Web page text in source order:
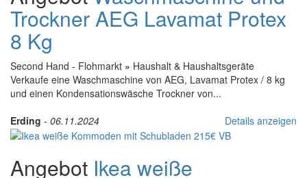
Trockner AEG Lavamat Protex
8 Kg
Second Hand - Flohmarkt » Haushalt & Haushaltsgeräte
Verkaufe eine Waschmaschine von AEG, Lavamat Protex / 8 kg
und einen Kondensationswäsche Trockner von...
Erding - 06.11.2024 Details anzeigen
Angebot Ikea weiße